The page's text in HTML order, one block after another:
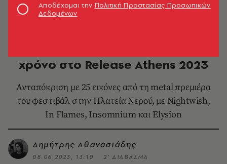
χρόνο στο Release Athens 2023
Ανταπόκριση με 25 εικόνες από τη metal πρεμιέρα
του φεστιβάλ στην Πλατεία Νερού, με Nightwish,
In Flames, Insomnium και Elysion
Δημήτρης Αθανασιάδης
08.06.2023, 13:10
2’ ΔΙΑΒΑΣΜΑ
Αποδέχομαι την Πολιτική Προστασίας Προσωπικών
Δεδομένων